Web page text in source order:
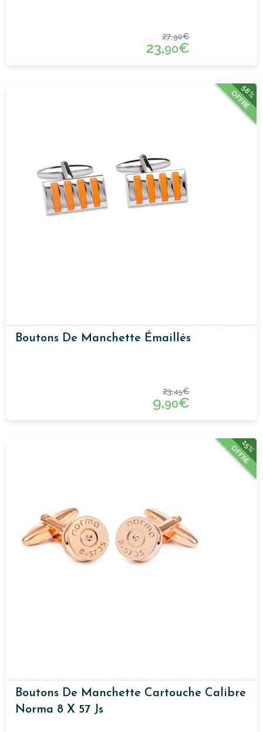
27,90€
23,90€
58%
OFFRE
Boutons De Manchette Émaillés
23,45€
9,90€
15%
OFFRE
Boutons De Manchette Cartouche Calibre
Norma 8 X 57 Js